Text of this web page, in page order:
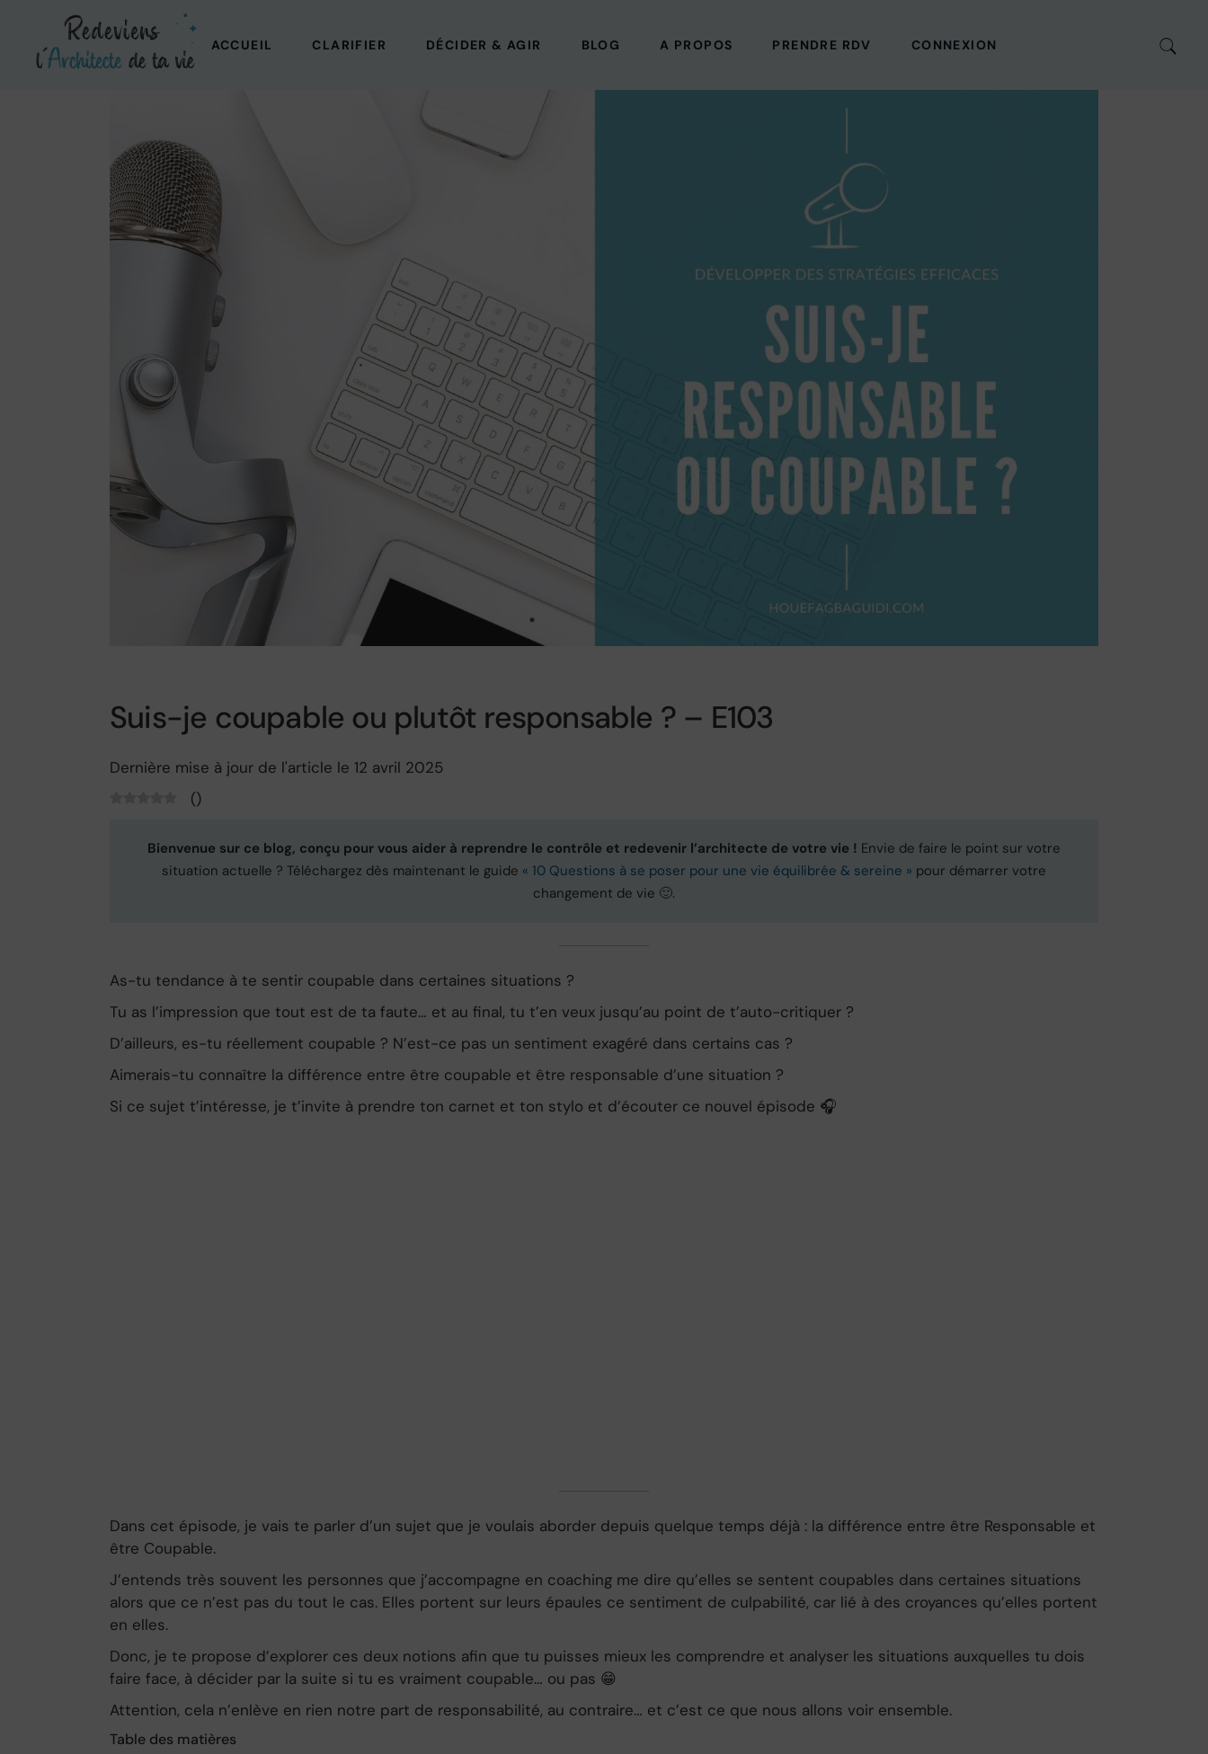
ACCUEIL CLARIFIER DÉCIDER & AGIR BLOG A PROPOS PRENDRE RDV CONNEXION
Suis-je coupable ou plutôt responsable ? – E103
Dernière mise à jour de l'article le 12 avril 2025
()
Bienvenue sur ce blog, conçu pour vous aider à reprendre le contrôle et redevenir l’architecte de votre vie ! Envie de faire le point sur votre
situation actuelle ? Téléchargez dès maintenant le guide « 10 Questions à se poser pour une vie équilibrée & sereine » pour démarrer votre
changement de vie 🙂.
As-tu tendance à te sentir coupable dans certaines situations ?
Tu as l’impression que tout est de ta faute… et au final, tu t’en veux jusqu’au point de t’auto-critiquer ?
D’ailleurs, es-tu réellement coupable ? N’est-ce pas un sentiment exagéré dans certains cas ?
Aimerais-tu connaître la différence entre être coupable et être responsable d’une situation ?
Si ce sujet t’intéresse, je t’invite à prendre ton carnet et ton stylo et d’écouter ce nouvel épisode 🎧
Dans cet épisode, je vais te parler d’un sujet que je voulais aborder depuis quelque temps déjà : la différence entre être Responsable et
être Coupable.
J’entends très souvent les personnes que j’accompagne en coaching me dire qu’elles se sentent coupables dans certaines situations
alors que ce n’est pas du tout le cas. Elles portent sur leurs épaules ce sentiment de culpabilité, car lié à des croyances qu’elles portent
en elles.
Donc, je te propose d’explorer ces deux notions afin que tu puisses mieux les comprendre et analyser les situations auxquelles tu dois
faire face, à décider par la suite si tu es vraiment coupable… ou pas 😁
Attention, cela n’enlève en rien notre part de responsabilité, au contraire… et c’est ce que nous allons voir ensemble.
Table des matières